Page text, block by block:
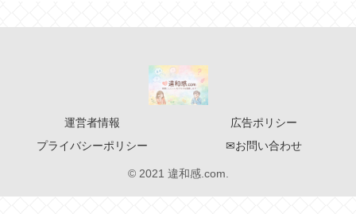
運営者情報
広告ポリシー
プライバシーポリシー
✉お問い合わせ
© 2021 違和感.com.